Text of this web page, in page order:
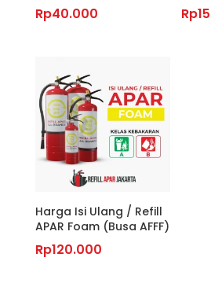
Rp40.000 Rp
Harga Isi Ulang / Refill
APAR Foam (Busa AFFF)
Rp120.000